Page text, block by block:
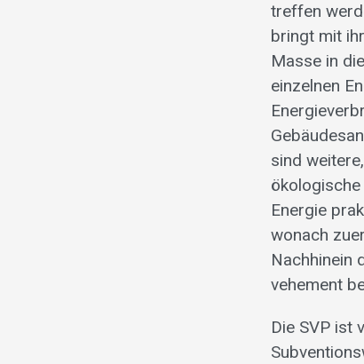
treffen
bringt mit
Masse in
einzelnen
sind
Energie
wonach
Nachhinein
vehement
Die SVP ist